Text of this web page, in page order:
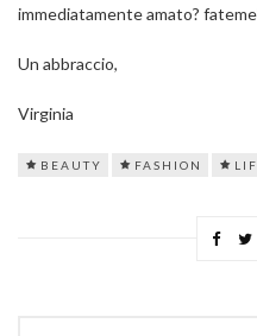
immediatamente amato?
Un abbraccio,
Virginia
BEAUTY FASHION